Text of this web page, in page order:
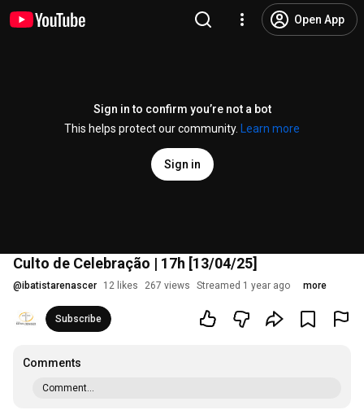
Open App
Sign in to confirm you’re not a bot
This helps protect our community.
Learn more
Sign in
Culto de Celebração | 17h [13/04/25]
@ibatistarenascer 12 likes 267 views Streamed 1 year ago more
Subscribe
Comments
Comment...